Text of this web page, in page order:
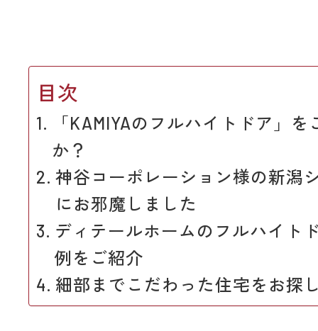
目次
「KAMIYAのフルハイトドア」
か？
神谷コーポレーション様の新潟
にお邪魔しました
ディテールホームのフルハイト
例をご紹介
細部までこだわった住宅をお探